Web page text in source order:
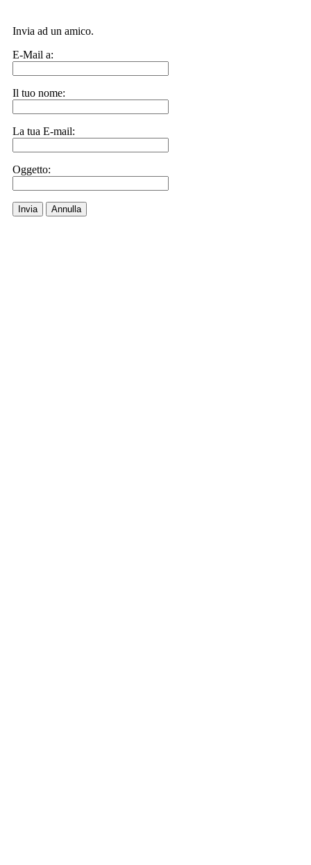
Invia ad un amico.
E-Mail a:
Il tuo nome:
La tua E-mail:
Oggetto:
Invia Annulla